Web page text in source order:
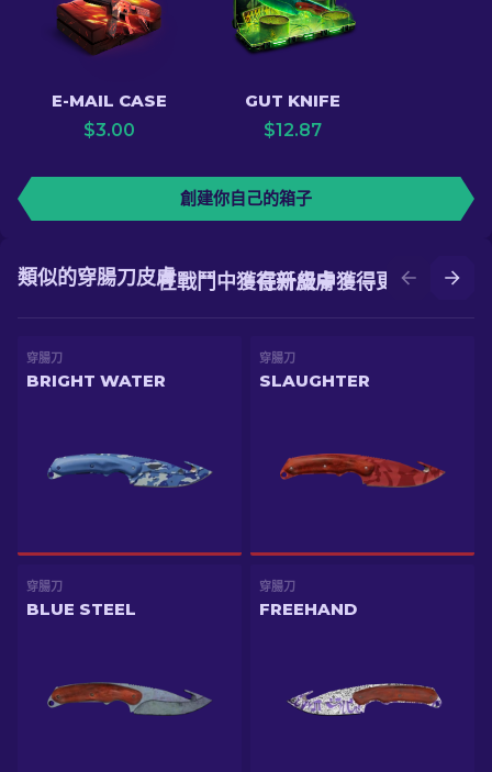
E-MAIL CASE
$3.00
GUT KNIFE
$12.87
創建你自己的箱子
在升級中獲得更好的皮膚
在戰鬥中獲得新皮膚
類似的穿腸刀皮膚
穿腸刀
BRIGHT WATER
穿腸刀
SLAUGHTER
穿腸刀
BLUE STEEL
穿腸刀
FREEHAND